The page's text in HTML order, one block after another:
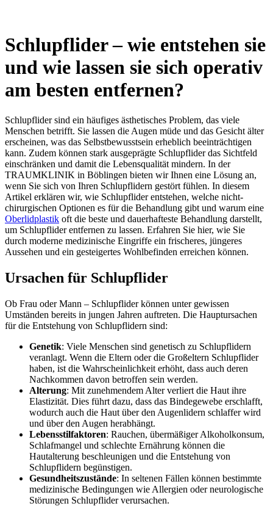
Schlupflider – wie entstehen sie
und wie lassen sie sich operativ
am besten entfernen?
Schlupflider sind ein häufiges ästhetisches Problem, das viele
Menschen betrifft. Sie lassen die Augen müde und das Gesicht älter
erscheinen, was das Selbstbewusstsein erheblich beeinträchtigen
kann. Zudem können stark ausgeprägte Schlupflider das Sichtfeld
einschränken und damit die Lebensqualität mindern. In der
TRAUMKLINIK in Böblingen bieten wir Ihnen eine Lösung an,
wenn Sie sich von Ihren Schlupflidern gestört fühlen. In diesem
Artikel erklären wir, wie Schlupflider entstehen, welche nicht-
chirurgischen Optionen es für die Behandlung gibt und warum eine
Oberlidplastik oft die beste und dauerhafteste Behandlung darstellt,
um Schlupflider entfernen zu lassen. Erfahren Sie hier, wie Sie
durch moderne medizinische Eingriffe ein frischeres, jüngeres
Aussehen und ein gesteigertes Wohlbefinden erreichen können.
Ursachen für Schlupflider
Ob Frau oder Mann – Schlupflider können unter gewissen
Umständen bereits in jungen Jahren auftreten. Die Hauptursachen
für die Entstehung von Schlupflidern sind:
Genetik: Viele Menschen sind genetisch zu Schlupflidern
veranlagt. Wenn die Eltern oder die Großeltern Schlupflider
haben, ist die Wahrscheinlichkeit erhöht, dass auch deren
Nachkommen davon betroffen sein werden.
Alterung: Mit zunehmendem Alter verliert die Haut ihre
Elastizität. Dies führt dazu, dass das Bindegewebe erschlafft,
wodurch auch die Haut über den Augenlidern schlaffer wird
und über den Augen herabhängt.
Lebensstilfaktoren: Rauchen, übermäßiger Alkoholkonsum,
Schlafmangel und schlechte Ernährung können die
Hautalterung beschleunigen und die Entstehung von
Schlupflidern begünstigen.
Gesundheitszustände: In seltenen Fällen können bestimmte
medizinische Bedingungen wie Allergien oder neurologische
Störungen Schlupflider verursachen.